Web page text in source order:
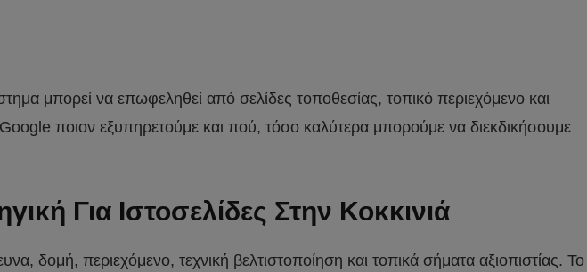
μπορεί να επωφεληθεί από σελίδες τοποθεσίας, τοπικό περιεχόμενο και
ποιον εξυπηρετούμε και πού, τόσο καλύτερα μπορούμε να διεκδικήσουμε
Για Ιστοσελίδες Στην Κοκκινιά
δομή, περιεχόμενο, τεχνική βελτιστοποίηση και τοπικά σήματα αξιοπιστίας. Το